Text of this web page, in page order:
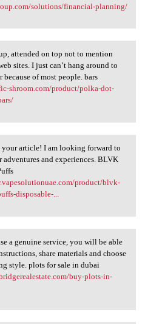
solutions/financial-planning/
up, attended on
attended on top not to mention
sites. I just can’t hang around to
because of most people. bars
shroom.com/product/polka-dot-
your article! I
your article! I am looking forward to
adventures and experiences. BLVK
product/blvk-
disposable-...
a genuine
a genuine service, you will be able
share materials and choose
style. plots for sale in dubai
buy-plots-in-